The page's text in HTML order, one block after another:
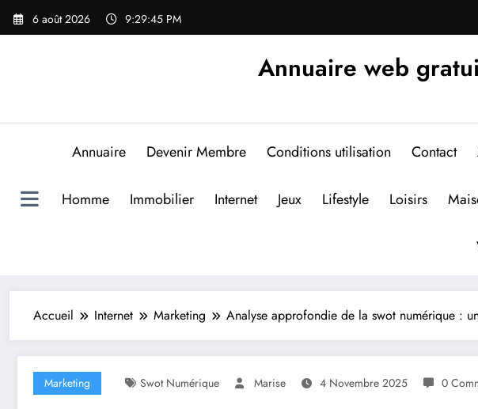
Aller
6 août 2026 9:29:46 PM
Annuaire web
Annuaire Devenir Membre Conditions utilisation Contact
Homme Immobilier Internet Jeux Lifestyle Loisirs
Accueil Internet Marketing Analyse approfondie de la swot numérique :
Marketing Swot Numérique Marise 4 Novembre 2025 0